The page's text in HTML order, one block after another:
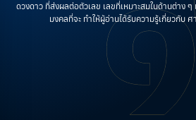
ดวงดาว ที่ส่งผลต่อตัวเลข เลขที่เหมาะสมในด้านต่าง ๆ
มงคลที่จะ ทำให้ผู้อ่านได้รับความรู้เกี่ยวกับ